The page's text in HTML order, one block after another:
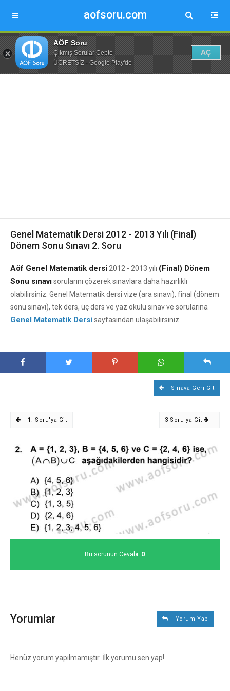
aofsoru.com
AÖF Soru
Çıkmış Sorular Cepte
ÜCRETSİZ - Google Play'de
AÇ
Genel Matematik Dersi 2012 - 2013 Yılı (Final)
Dönem Sonu Sınavı 2. Soru
Aöf Genel Matematik dersi 2012 - 2013 yılı (Final) Dönem
Sonu sınavısorularını çözerek sınavlara daha hazırlıklı
olabilirsiniz. Genel Matematik dersi vize (ara sınavı), final (dönem
sonu sınavı), tek ders, üç ders ve yaz okulu sınav ve sorularına
Genel Matematik Dersisayfasından ulaşabilirsiniz.
Sınava Geri Git
1. Soru'ya Git 3 Soru'ya Git
Bu sorunun Cevabı: D
Yorumlar Yorum Yap
Henüz yorum yapılmamıştır. İlk yorumu sen yap!